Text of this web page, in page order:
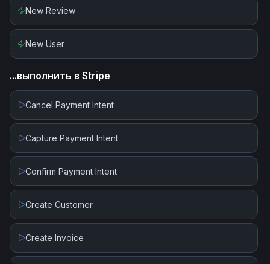
New Review
New User
...выполнить в Stripe
Cancel Payment Intent
Capture Payment Intent
Confirm Payment Intent
Create Customer
Create Invoice